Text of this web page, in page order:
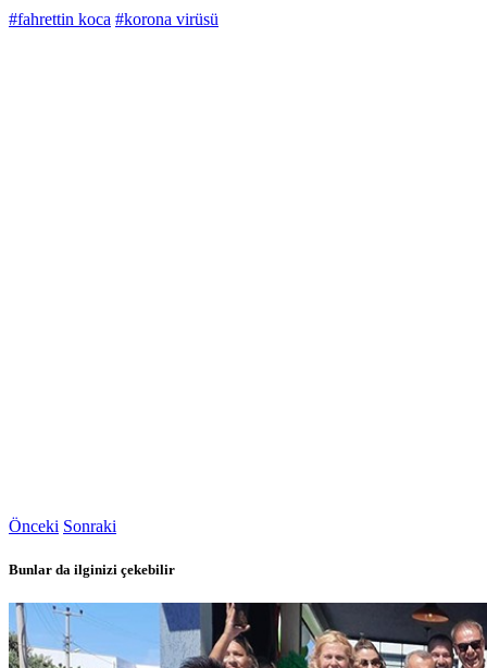
#fahrettin koca #korona virüsü
Önceki Sonraki
Bunlar da ilginizi çekebilir